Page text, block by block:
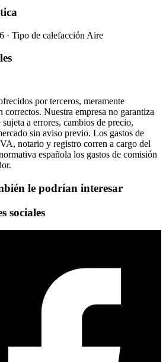
· Tipo de calefacción Aire
por terceros, meramente
Nuestra empresa no garantiza
a errores, cambios de precio,
sin aviso previo. Los gastos de
notario y registro corren a cargo del
española los gastos de comisión
le podrían interesar
sociales